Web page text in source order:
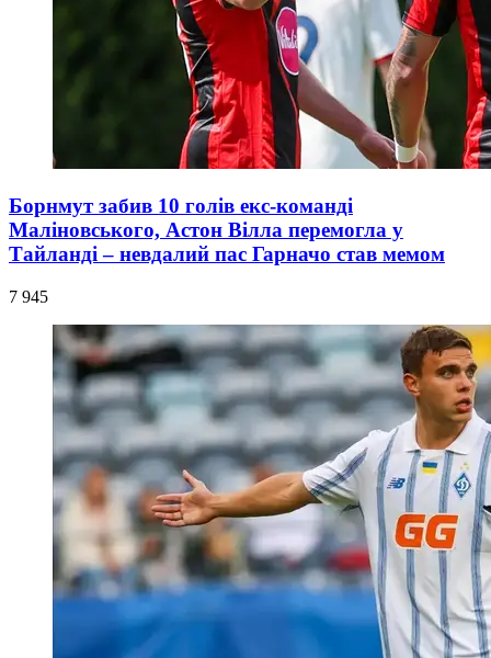
Борнмут забив 10 голів екс-команді
Маліновського, Астон Вілла перемогла у
Тайланді – невдалий пас Гарначо став мемом
7 945